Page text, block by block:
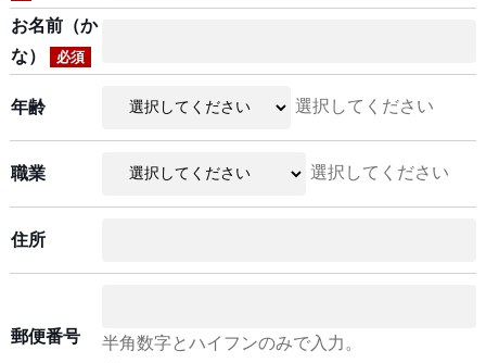
お名前（か
な）
必須
年齢 選択してください
職業 選択してください
住所
郵便番号
半角数字とハイフンのみで入力。